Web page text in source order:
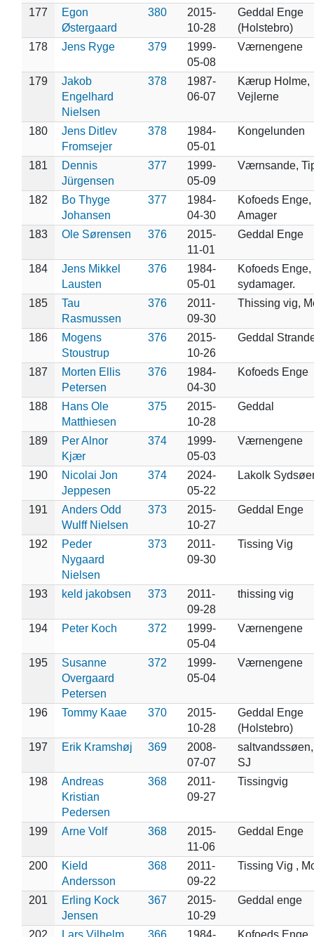
177
Egon
Østergaard
380
2015-
10-28
Geddal Enge
(Holstebro)
178
Jens Ryge 379
1999-
05-08
Værnengene
179
Jakob
Engelhard
Nielsen
378
1987-
06-07
Kærup Holme,
Vejlerne
180
Jens Ditlev
Fromsejer
378
1984-
05-01
Kongelunden
181
Dennis
Jürgensen
377
1999-
05-09
Værnsande,
182
Bo Thyge
Johansen
377
1984-
04-30
Kofoeds Enge,
Amager
183
Ole Sørensen 376
2015-
11-01
Geddal Enge
184
Jens Mikkel
Lausten
376
1984-
05-01
Kofoeds Enge,
sydamager.
185
Tau
Rasmussen
376
2011-
09-30
Thissing vig,
186
Mogens
Stoustrup
376
2015-
10-26
Geddal
187
Morten Ellis
Petersen
376
1984-
04-30
Kofoeds Enge
188
Hans Ole
Matthiesen
375
2015-
10-28
Geddal
189
Per Alnor
Kjær
374
1999-
05-03
Værnengene
190
Nicolai Jon
Jeppesen
374
2024-
05-22
Lakolk
191
Anders Odd
Wulff Nielsen
373
2015-
10-27
Geddal Enge
192
Peder
Nygaard
Nielsen
373
2011-
09-30
Tissing Vig
193 keld jakobsen 373
2011-
09-28
thissing vig
194 Peter Koch 372
1999-
05-04
Værnengene
195
Susanne
Overgaard
Petersen
372
1999-
05-04
Værnengene
196 Tommy Kaae 370
2015-
10-28
Geddal Enge
(Holstebro)
197
Erik Kramshøj 369
2008-
07-07
SJ
198
Andreas
Kristian
Pedersen
368
2011-
09-27
Tissingvig
199 Arne Volf 368
2015-
11-06
Geddal Enge
200
Kield
Andersson
368
2011-
09-22
Tissing Vig ,
201
Erling Kock
Jensen
367
2015-
10-29
Geddal enge
202 Lars Vilhelm 366 1984- Kofoeds Enge,